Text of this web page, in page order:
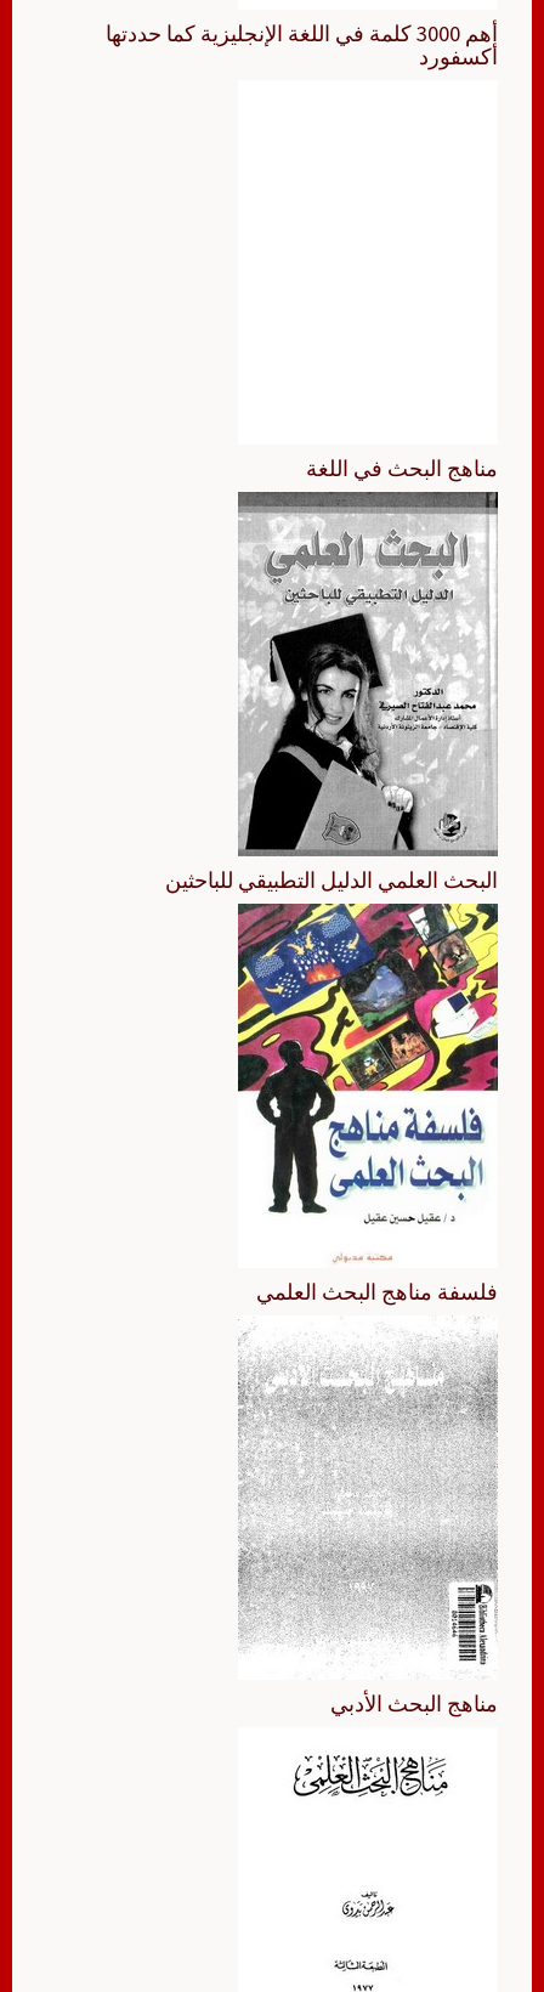
أهم 3000 كلمة في اللغة الإنجليزية كما حددتها
أكسفورد
مناهج البحث في اللغة
البحث العلمي الدليل التطبيقي للباحثين
فلسفة مناهج البحث العلمي
مناهج البحث الأدبي